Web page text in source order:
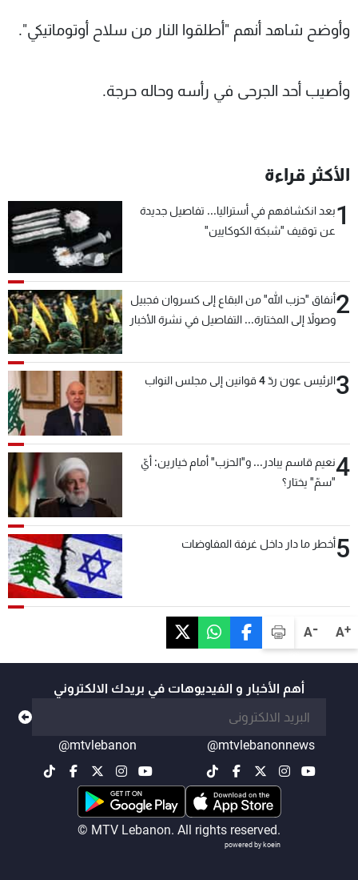
A+
A-
وأوضح شاهد أنهم "أطلقوا النار من سلاح أوتوماتيكي".
وأصيب أحد الجرحى في رأسه وحاله حرجة.
الأكثر قراءة
1بعد انكشافهم في أستراليا... تفاصيل جديدة
عن توقيف "شبكة الكوكايين"
2أنفاق "حزب الله" من البقاع إلى كسروان فجبيل
وصولاً إلى المختارة... التفاصيل في نشرة الأخبار
3الرئيس عون ردّ 4 قوانين إلى مجلس النواب
4نعيم قاسم يبادر... و"الحزب" أمام خيارين: أيّ
"سمّ" يختار؟
5أخطر ما دار داخل غرفة المفاوضات
أهم الأخبار و الفيديوهات في بريدك الالكتروني
@mtvlebanonnews
@mtvlebanon
© MTV Lebanon. All rights reserved.
powered by koein